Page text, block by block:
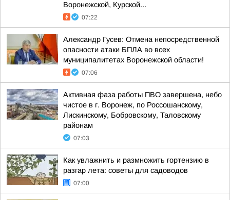
Воронежской, Курской...
07:22
Александр Гусев: Отмена непосредственной
опасности атаки БПЛА во всех
муниципалитетах Воронежской области!
07:06
Активная фаза работы ПВО завершена, небо
чистое в г. Воронеж, по Россошанскому,
Лискинскому, Бобровскому, Таловскому
районам
07:03
Как увлажнить и размножить гортензию в
разгар лета: советы для садоводов
07:00